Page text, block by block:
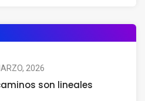
2026
son lineales